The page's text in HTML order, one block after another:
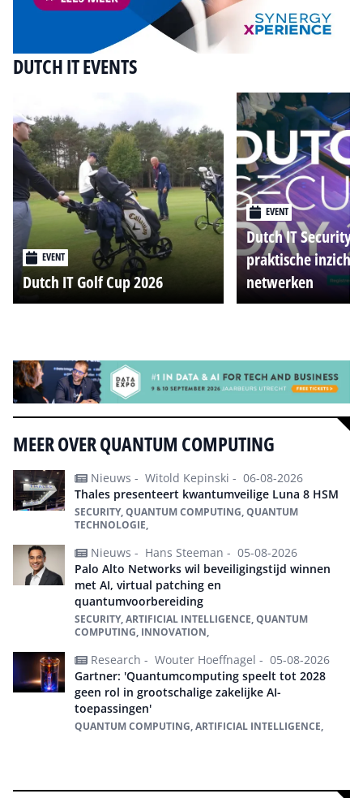
DUTCH IT EVENTS
EVENT
Dutch IT Golf Cup 2026
EVENT
Dutch IT Security
praktische
netwerken
MEER OVER QUANTUM COMPUTING
Nieuws - Witold Kepinski - 06-08-2026
Thales presenteert kwantumveilige Luna 8 HSM
SECURITY, QUANTUM COMPUTING, QUANTUM
TECHNOLOGIE,
Nieuws - Hans Steeman - 05-08-2026
Palo Alto Networks wil beveiligingstijd winnen
met AI, virtual patching en
quantumvoorbereiding
SECURITY, ARTIFICIAL INTELLIGENCE, QUANTUM
COMPUTING, INNOVATION,
Research - Wouter Hoeffnagel - 05-08-2026
Gartner: 'Quantumcomputing speelt tot 2028
geen rol in grootschalige zakelijke AI-
toepassingen'
QUANTUM COMPUTING, ARTIFICIAL INTELLIGENCE,